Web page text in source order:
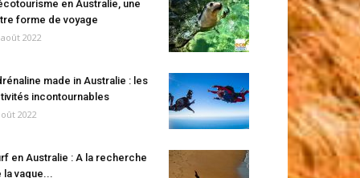
en Australie, une
forme de voyage
2022
made in Australie : les
incontournables
2022
en Australie : A la recherche
la vague...